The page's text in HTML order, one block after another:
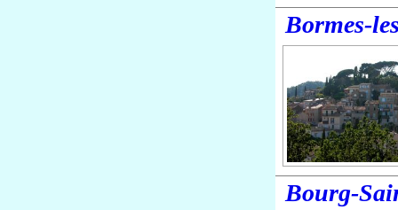
Bormes-
Bourg-